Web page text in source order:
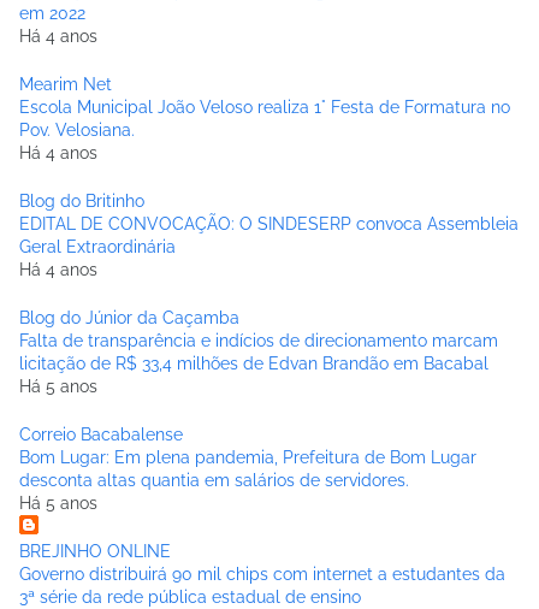
em 2022
Há 4 anos
Mearim Net
Escola Municipal João Veloso realiza 1° Festa de Formatura no
Pov. Velosiana.
Há 4 anos
Blog do Britinho
EDITAL DE CONVOCAÇÃO: O SINDESERP convoca Assembleia
Geral Extraordinária
Há 4 anos
Blog do Júnior da Caçamba
Falta de transparência e indícios de direcionamento marcam
licitação de R$ 33,4 milhões de Edvan Brandão em Bacabal
Há 5 anos
Correio Bacabalense
Bom Lugar: Em plena pandemia, Prefeitura de Bom Lugar
desconta altas quantia em salários de servidores.
Há 5 anos
BREJINHO ONLINE
Governo distribuirá 90 mil chips com internet a estudantes da
3ª série da rede pública estadual de ensino